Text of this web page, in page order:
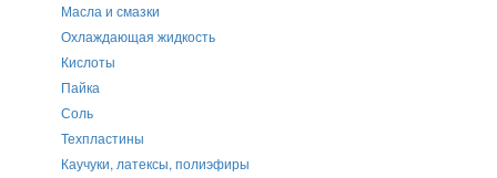
Масла и смазки
Охлаждающая жидкость
Кислоты
Пайка
Соль
Техпластины
Каучуки, латексы, полиэфиры